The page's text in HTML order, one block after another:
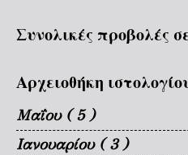
Συνολικές προβολές
Αρχειοθήκη
Μαΐου ( 5 )
Ιανουαρίου ( 3 )